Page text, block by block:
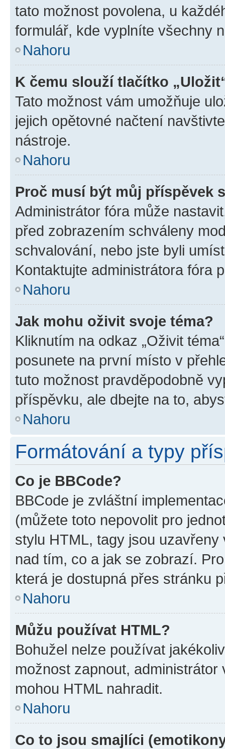
tato možnost povolena, u
formulář, kde vyplníte všechny
Nahoru
K čemu slouží tlačítko
Tato možnost vám umožňuje
jejich opětovné načtení
nástroje.
Nahoru
Proč musí být můj příspěvek
Administrátor fóra může
před zobrazením schváleny
schvalování, nebo jste byli
Kontaktujte administrátora fóra
Nahoru
Jak mohu oživit svoje téma?
Kliknutím na odkaz „Oživit
posunete na první místo v
tuto možnost pravděpodobně
příspěvku, ale dbejte na to,
Nahoru
Formátování a typy
Co je BBCode?
BBCode je zvláštní
(můžete toto nepovolit pro
stylu HTML, tagy jsou
nad tím, co a jak se zobrazí.
která je dostupná přes stránku
Nahoru
Můžu používat HTML?
Bohužel nelze používat
možnost zapnout,
mohou HTML nahradit.
Nahoru
Co to jsou smajlíci